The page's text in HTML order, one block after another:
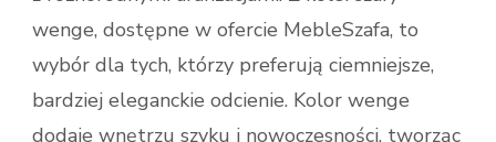
wenge, dostępne w ofercie MebleSzafa, to
wybór dla tych, którzy preferują ciemniejsze,
bardziej eleganckie odcienie. Kolor wenge
dodaje wnętrzu szyku i nowoczesności, tworząc